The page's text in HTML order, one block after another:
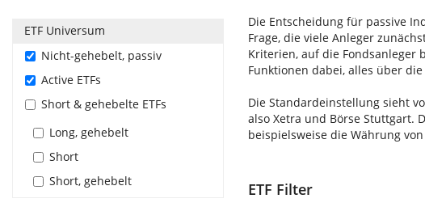
ETF Universum
Nicht-gehebelt, passiv
Active ETFs
Short & gehebelte ETFs
Long, gehebelt
Short
Short, gehebelt
Die Entscheidung für passive
Frage, die viele Anleger
Kriterien, auf die Fondsanleger
Funktionen dabei, alles über
Die Standardeinstellung sieht
also Xetra und Börse Stuttgart.
beispielsweise die Währung
ETF Filter